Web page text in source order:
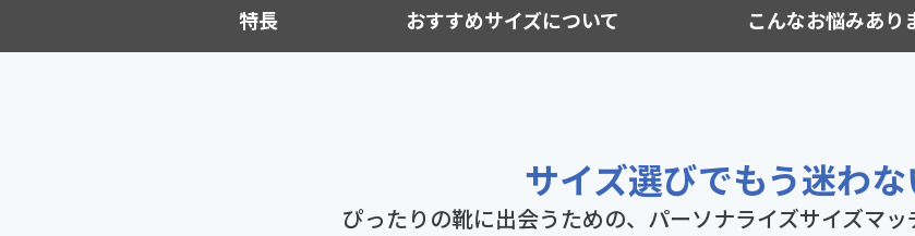
特長 おすすめサイズについて こんなお悩みあり
サイズ選びでもう迷わな
ぴったりの靴に出会うための、パーソナライズサイズマッ